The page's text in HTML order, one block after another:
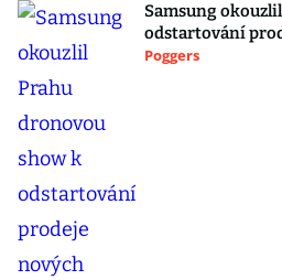
Samsung
odstartování
Poggers